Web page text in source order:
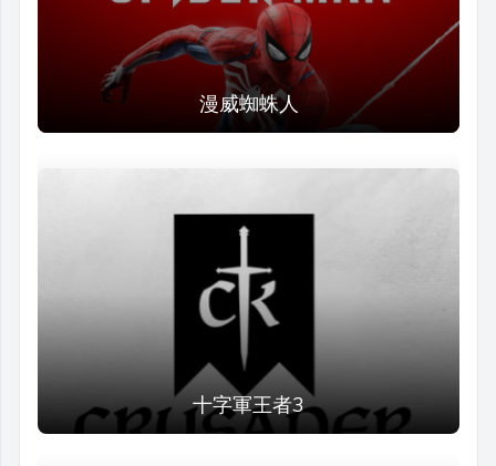
漫威蜘蛛人
十字軍王者3